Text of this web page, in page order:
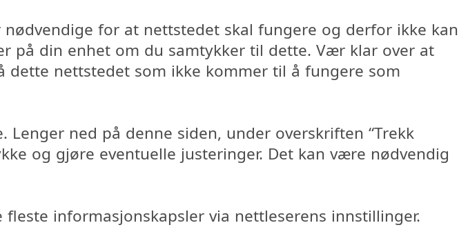
for at nettstedet skal fungere og derfor ikke kan
på din enhet om du samtykker til dette. Vær klar over at
nettstedet som ikke kommer til å fungere som
ned på denne siden, under overskriften “Trekk
og gjøre eventuelle justeringer. Det kan være nødvendig
informasjonskapsler via nettleserens innstillinger.